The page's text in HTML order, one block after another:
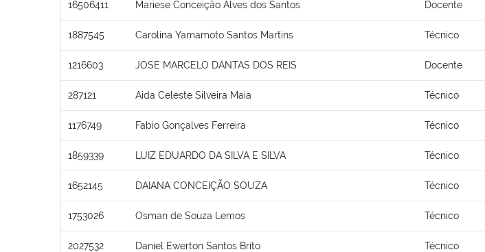
16506411 Mariese Conceição Alves dos Santos Docente
1887545 Carolina Yamamoto Santos Martins Técnico
1216603 JOSE MARCELO DANTAS DOS REIS Docente
287121 Aida Celeste Silveira Maia Técnico
1176749 Fabio Gonçalves Ferreira Técnico
1859339 LUIZ EDUARDO DA SILVA E SILVA Técnico
1652145 DAIANA CONCEIÇÃO SOUZA Técnico
1753026 Osman de Souza Lemos Técnico
2027532 Daniel Ewerton Santos Brito Técnico